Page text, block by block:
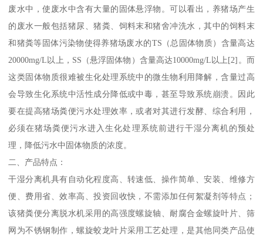
废水中，使废水中含有大量的固体悬浮物。可以看出，养猪场产生
的废水一般包括猪尿、猪粪、饲料末和猪舍冲洗水，其中的饲料末
和猪粪等固体污染物使得养猪场废水的TS（总固体物质）含量高达
20000mg/L以上，SS（悬浮固体物）含量高达10000mg/L以上[2]。而
这类固体物质很难被生化处理系统中的微生物利用降解，含量过高
会导致生化系统中活性成分降低或中毒，甚至导致系统崩溃。因此
要在提高猪场粪便污水处理效率，或者对其进行发酵、综合利用，
必须在猪场粪便污水进入生化处理系统前进行干湿分离机的预处
理，降低污水中固体物质的浓度。
二、产品特点：
干湿分离机具有自动化程度高、转速低、操作简单、安装、维修方
便、费用省、效率高、投资回收快，不需添加任何絮凝剂等特点；
该猪粪便分离脱水机采用的高强度螺旋轴、耐腐合金螺旋叶片、筛
网为不锈钢制作，螺旋蛟龙叶片采用工艺处理，是其他同类产品使